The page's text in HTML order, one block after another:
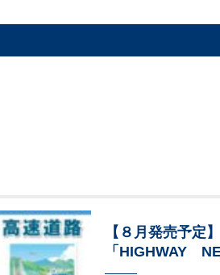
【８月発売予定
「HIGHWAY